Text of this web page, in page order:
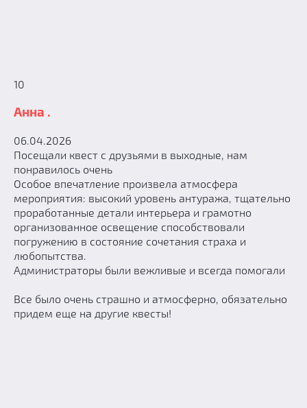
10
Анна .
06.04.2026
Посещали квест с друзьями в выходные, нам
понравилось очень
Особое впечатление произвела атмосфера
мероприятия: высокий уровень антуража, тщательно
проработанные детали интерьера и грамотно
организованное освещение способствовали
погружению в состояние сочетания страха и
любопытства.
Администраторы были вежливые и всегда помогали
Все было очень страшно и атмосферно, обязательно
придем еще на другие квесты!